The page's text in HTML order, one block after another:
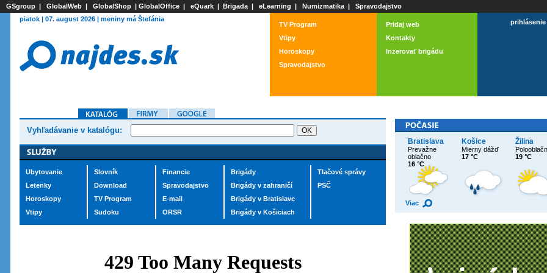
GSgroup | GlobalWeb | GlobalShop | GlobalOffice | eQuark | Brigada | eLearning | Numizmatika | Spravodajstvo
piatok | 07. august 2026 | meniny má Štefánia
TV Program
Vtipy
Horoskopy
Spravodajstvo
Pridaj web
Kontakty
Inzerovať brigádu
prihlásenie
Vyhľadávanie v katalógu:
Ubytovanie
Letenky
Horoskopy
Vtipy
Slovník
Download
TV Program
Sudoku
Financie
Spravodajstvo
E-mail
ORSR
Brigády
Brigády v zahraničí
Brigády v Bratislave
Brigády v Košiciach
Tlačové správy
PSČ
Bratislava
Prevažne
oblačno
16 °C
Košice
Mierny dážď
17 °C
Žilina
19 °C
Viac